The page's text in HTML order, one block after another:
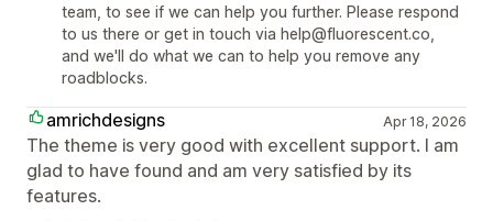
team, to see if we can help you further. Please respond
to us there or get in touch via help@fluorescent.co,
and we'll do what we can to help you remove any
roadblocks.
amrichdesigns Apr 18, 2026
The theme is very good with excellent support. I am
glad to have found and am very satisfied by its
features.